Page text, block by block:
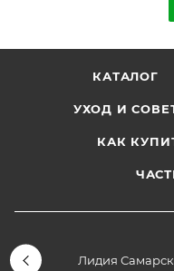
КАТАЛОГ
УХОД И
КАК
Лидия